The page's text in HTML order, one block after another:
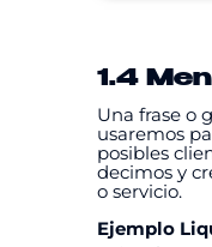
1.4
Una frase o
usaremos
posibles
decimos y
o servicio.
Ejemplo